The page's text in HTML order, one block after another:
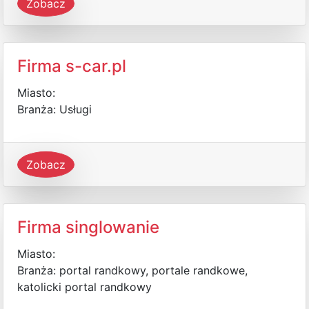
Zobacz
Firma s-car.pl
Miasto:
Branża: Usługi
Zobacz
Firma singlowanie
Miasto:
Branża: portal randkowy, portale randkowe,
katolicki portal randkowy